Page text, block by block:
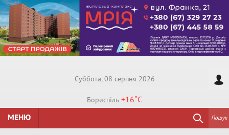
Суббота, 08 серпня 2026
Бориспiль +16°C
МЕНЮ
Пошук